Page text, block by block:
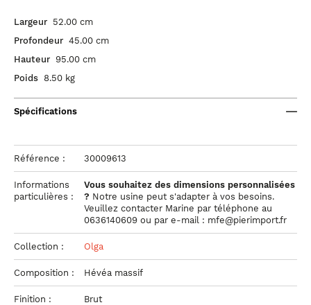
Largeur 52.00 cm
Profondeur 45.00 cm
Hauteur 95.00 cm
Poids 8.50 kg
Spécifications
Référence : 30009613
Informations
particulières :
Vous souhaitez des dimensions personnalisées
? Notre usine peut s'adapter à vos besoins.
Veuillez contacter Marine par téléphone au
0636140609 ou par e-mail : mfe@pierimport.fr
Collection : Olga
Composition : Hévéa massif
Finition : Brut